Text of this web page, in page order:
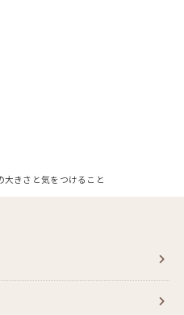
大きさと気をつけること